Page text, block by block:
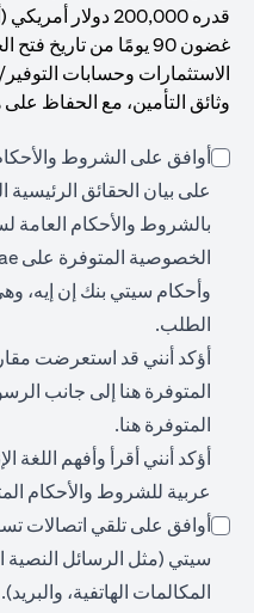
قدره 200,000
غضون 90 يومًا من
الاستثمارات وحسابات
وثائق التأمين، مع الحفاظ
أوافق على الشروط
على بيان الحقائق الرئيسية
بالشروط والأحكام العامة
الخصوصية المتوفرة على
وأحكام سيتي بنك إن إيه،
الطلب.
أؤكد أنني قد استعرضت
المتوفرة هنا in a new tab
إلى جانب
المتوفرة هناin a new tab.
أؤكد أنني أقرأ وأفهم اللغة
عربية للشروط والأحكام
أوافق على تلقي اتصالات
سيتي (مثل الرسائل النصية
المكالمات الهاتفية،